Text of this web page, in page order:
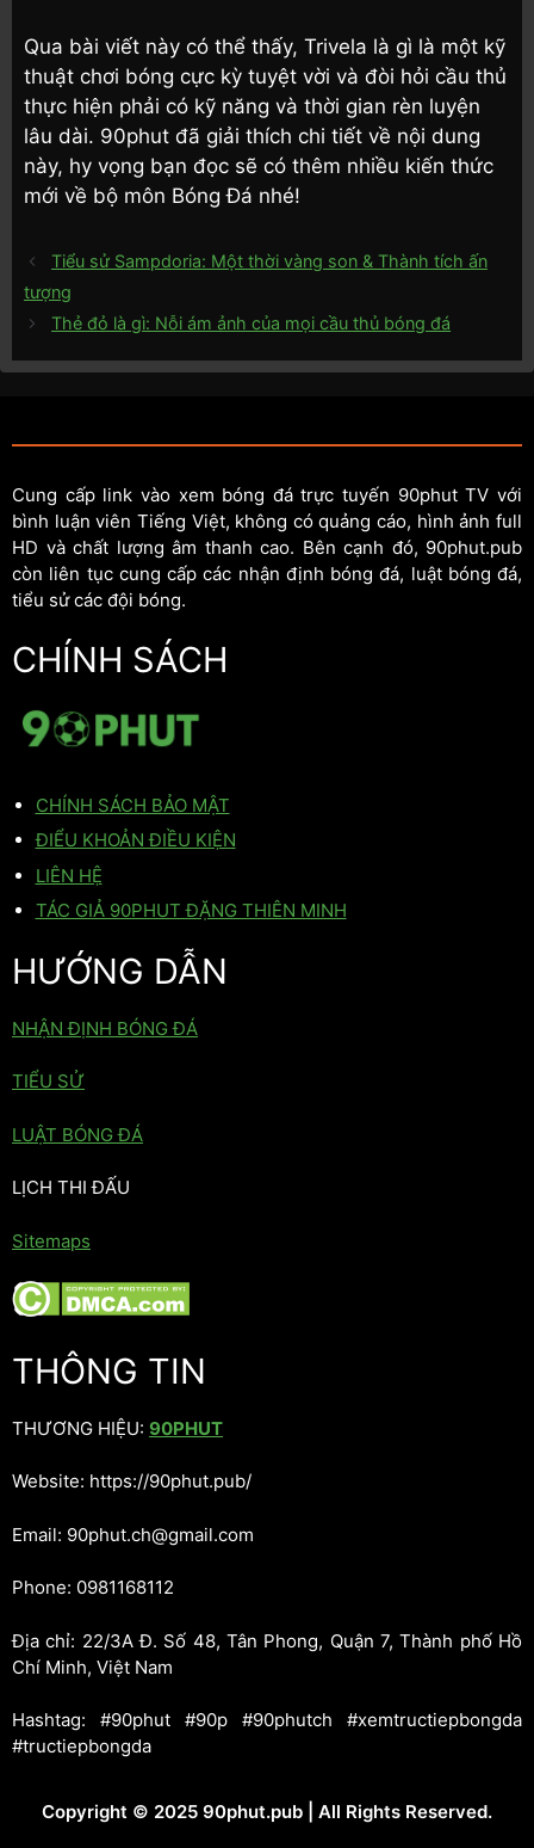
Qua bài viết này có thể thấy, Trivela là gì là một kỹ
thuật chơi bóng cực kỳ tuyệt vời và đòi hỏi cầu thủ
thực hiện phải có kỹ năng và thời gian rèn luyện
lâu dài. 90phut đã giải thích chi tiết về nội dung
này, hy vọng bạn đọc sẽ có thêm nhiều kiến thức
mới về bộ môn Bóng Đá nhé!
Tiểu sử Sampdoria: Một thời vàng son & Thành tích ấn
tượng
Thẻ đỏ là gì: Nỗi ám ảnh của mọi cầu thủ bóng đá
Cung cấp link vào xem bóng đá trực tuyến 90phut TV với
bình luận viên Tiếng Việt, không có quảng cáo, hình ảnh full
HD và chất lượng âm thanh cao. Bên cạnh đó, 90phut.pub
còn liên tục cung cấp các nhận định bóng đá, luật bóng đá,
tiểu sử các đội bóng.
CHÍNH SÁCH
CHÍNH SÁCH BẢO MẬT
ĐIỂU KHOẢN ĐIỀU KIỆN
LIÊN HỆ
TÁC GIẢ 90PHUT ĐẶNG THIÊN MINH
HƯỚNG DẪN
NHẬN ĐỊNH BÓNG ĐÁ
TIỂU SỬ
LUẬT BÓNG ĐÁ
LỊCH THI ĐẤU
Sitemaps
THÔNG TIN
THƯƠNG HIỆU: 90PHUT
Website: https://90phut.pub/
Email: 90phut.ch@gmail.com
Phone: 0981168112
Địa chỉ: 22/3A Đ. Số 48, Tân Phong, Quận 7, Thành phố Hồ
Chí Minh, Việt Nam
Hashtag: #90phut #90p #90phutch #xemtructiepbongda
#tructiepbongda
Copyright © 2025 90phut.pub | All Rights Reserved.